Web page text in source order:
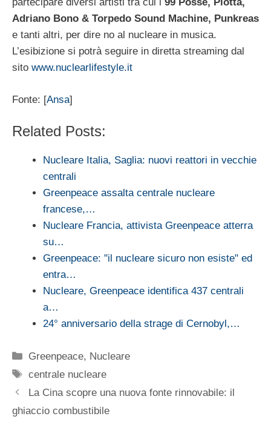
partecipare diversi artisti tra cui i 99 Posse, Piotta,
Adriano Bono & Torpedo Sound Machine, Punkreas
e tanti altri, per dire no al nucleare in musica.
L’esibizione si potrà seguire in diretta streaming dal
sito www.nuclearlifestyle.it
Fonte: [Ansa]
Related Posts:
Nucleare Italia, Saglia: nuovi reattori in vecchie
centrali
Greenpeace assalta centrale nucleare
francese,…
Nucleare Francia, attivista Greenpeace atterra
su…
Greenpeace: "il nucleare sicuro non esiste" ed
entra…
Nucleare, Greenpeace identifica 437 centrali
a…
24° anniversario della strage di Cernobyl,…
Categorie
Greenpeace, Nucleare
Tag
centrale nucleare
La Cina scopre una nuova fonte rinnovabile: il
ghiaccio combustibile